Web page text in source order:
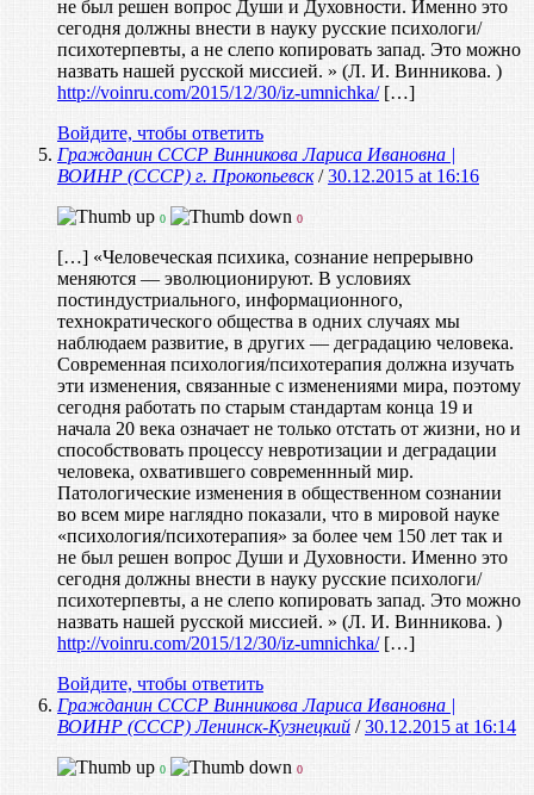
не был решен вопрос Души и Духовности. Именно это
сегодня должны внести в науку русские психологи/
психотерпевты, а не слепо копировать запад. Это можно
назвать нашей русской миссией. » (Л. И. Винникова. )
http://voinru.com/2015/12/30/iz-umnichka/[…]
Войдите, чтобы ответить
Гражданин СССР Винникова Лариса Ивановна |
ВОИНР (СССР) г. Прокопьевск/30.12.2015 at 16:16
0 0
[…] «Человеческая психика, сознание непрерывно
меняются — эволюционируют. В условиях
постиндустриального, информационного,
технократического общества в одних случаях мы
наблюдаем развитие, в других — деградацию человека.
Современная психология/психотерапия должна изучать
эти изменения, связанные с изменениями мира, поэтому
сегодня работать по старым стандартам конца 19 и
начала 20 века означает не только отстать от жизни, но и
способствовать процессу невротизации и деградации
человека, охватившего современнный мир.
Патологические изменения в общественном сознании
во всем мире наглядно показали, что в мировой науке
«психология/психотерапия» за более чем 150 лет так и
не был решен вопрос Души и Духовности. Именно это
сегодня должны внести в науку русские психологи/
психотерпевты, а не слепо копировать запад. Это можно
назвать нашей русской миссией. » (Л. И. Винникова. )
http://voinru.com/2015/12/30/iz-umnichka/[…]
Войдите, чтобы ответить
Гражданин СССР Винникова Лариса Ивановна |
ВОИНР (СССР) Ленинск-Кузнецкий /30.12.2015 at 16:14
0 0